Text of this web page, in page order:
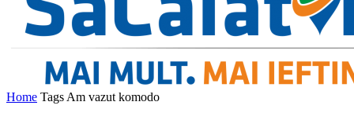
Home Tags Am vazut komodo